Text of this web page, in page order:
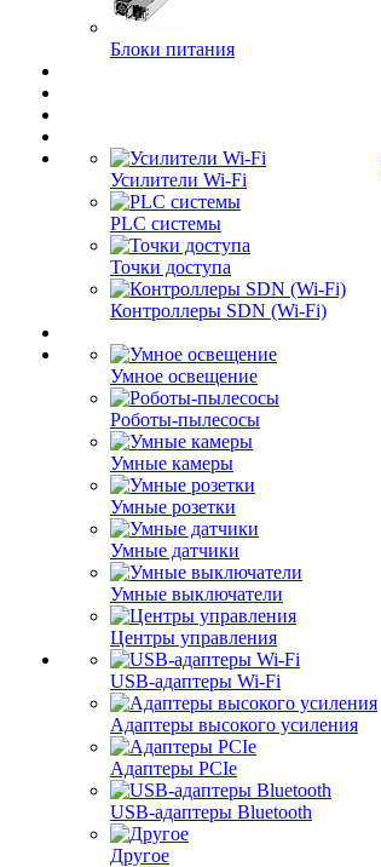
Блоки питания
Усилители Wi-Fi
PLC системы
Точки доступа
Контроллеры SDN (Wi-Fi)
Умное освещение
Роботы-пылесосы
Умные камеры
Умные розетки
Умные датчики
Умные выключатели
Центры управления
USB-адаптеры Wi-Fi
Адаптеры высокого усиления
Адаптеры PCIe
USB-адаптеры Bluetooth
Другое